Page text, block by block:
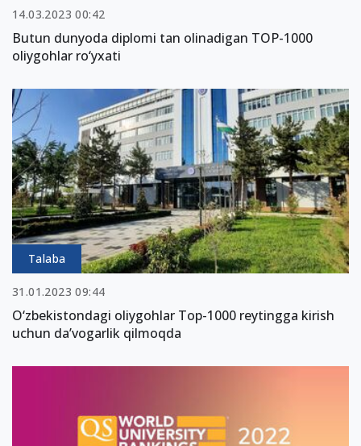
14.03.2023 00:42
Butun dunyoda diplomi tan olinadigan TOP-1000
oliygohlar ro‘yxati
Talaba
31.01.2023 09:44
O‘zbekistondagi oliygohlar Top-1000 reytingga kirish
uchun da’vogarlik qilmoqda